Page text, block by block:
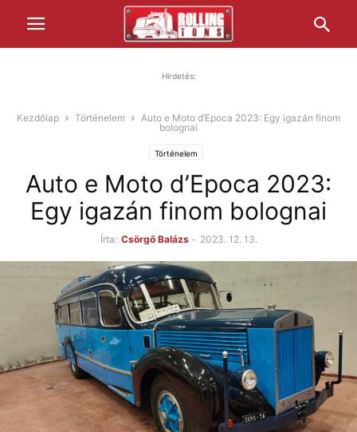
Hirdetés:
Kezdőlap Történelem
Auto e Moto d’Epoca 2023: Egy igazán finom
bolognai
Történelem
Auto e Moto d’Epoca 2023:
Egy igazán finom bolognai
Írta: Csörgő Balázs - 2023. 12. 13.